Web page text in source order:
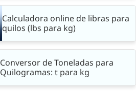
Calculadora online de libras para
quilos (lbs para kg)
Conversor de Toneladas para
Quilogramas: t para kg